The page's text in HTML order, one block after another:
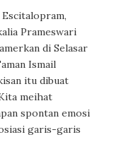
Prameswari
di Selasar
Ismail
itu dibuat
meihat
spontan emosi
garis-garis